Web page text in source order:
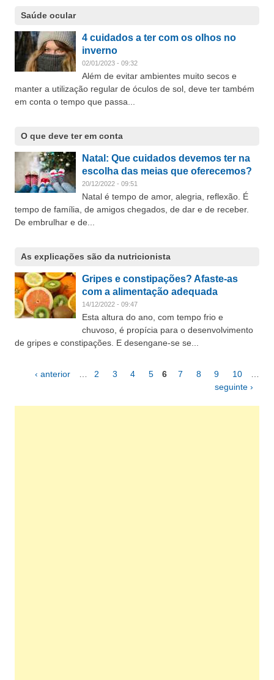
Saúde ocular
4 cuidados a ter com os olhos no
inverno
02/01/2023 - 09:32
Além de evitar ambientes muito secos e
manter a utilização regular de óculos de sol, deve ter também
em conta o tempo que passa...
O que deve ter em conta
Natal: Que cuidados devemos ter na
escolha das meias que oferecemos?
20/12/2022 - 09:51
Natal é tempo de amor, alegria, reflexão. É
tempo de família, de amigos chegados, de dar e de receber.
De embrulhar e de...
As explicações são da nutricionista
Gripes e constipações? Afaste-as
com a alimentação adequada
14/12/2022 - 09:47
Esta altura do ano, com tempo frio e
chuvoso, é propícia para o desenvolvimento
de gripes e constipações. E desengane-se se...
Páginas
‹ anterior … 2 3 4 5 6 7 8 9 10
…
seguinte ›